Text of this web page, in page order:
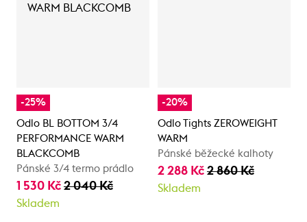
-25%
Odlo BL BOTTOM 3/4
PERFORMANCE WARM
BLACKCOMB
Pánské 3/4 termo prádlo
1 530 Kč 2 040 Kč
Skladem
-20%
Odlo Tights ZEROWEIGHT
WARM
Pánské běžecké kalhoty
2 288 Kč 2 860 Kč
Skladem